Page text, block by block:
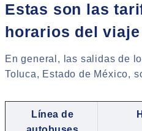
Estas son las
horarios del viaje
En general, las salidas de
Toluca, Estado de México,
Línea de